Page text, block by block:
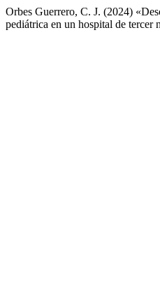
Orbes Guerrero, C. J. (2024)
pediátrica en un hospital de